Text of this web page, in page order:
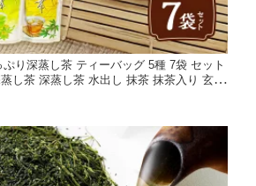
ぷり深蒸し茶 ティーバッグ 5種 7袋 セット
し茶 深蒸し茶 水出し 抹茶 抹茶入り 玄米
本茶 ほうじ茶 詰め合わせ お取り寄せ 静